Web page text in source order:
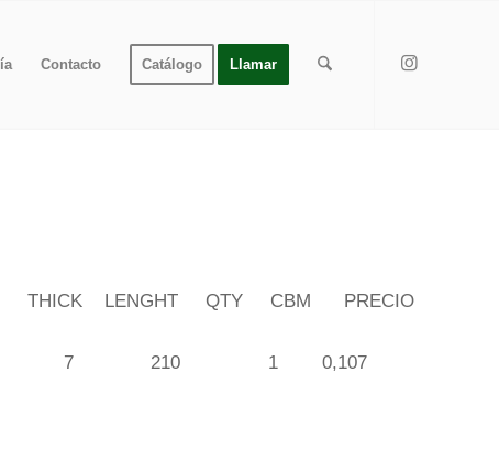
Contacto Catálogo Llamar
LENGHT QTY CBM PRECIO
7 210 1 0,107